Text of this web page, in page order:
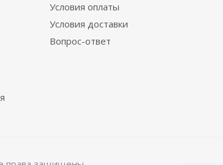
Условия оплаты
Условия доставки
Вопрос-ответ